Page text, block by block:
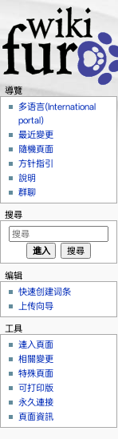
導覽
多语言(International
portal)
最近變更
隨機頁面
方针指引
說明
群聊
搜尋
编辑
快速创建词条
上传向导
工具
連入頁面
相關變更
特殊頁面
可打印版
永久連接
頁面資訊